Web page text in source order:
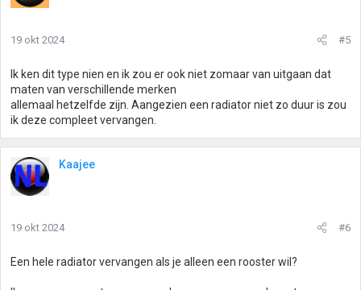
19 okt 2024 #5
Ik ken dit type nien en ik zou er ook niet zomaar van uitgaan dat
maten van verschillende merken
allemaal hetzelfde zijn. Aangezien een radiator niet zo duur is zou
ik deze compleet vervangen.
Kaajee
19 okt 2024 #6
Een hele radiator vervangen als je alleen een rooster wil?